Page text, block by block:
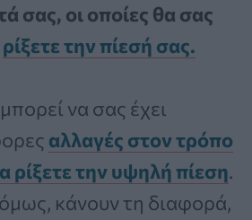
σας, οι οποίες θα σας
ρίξετε την πίεσή σας.
να σας έχει
αλλαγές στον τρόπο
ρίξετε την υψηλή πίεση.
όμως, κάνουν τη διαφορά,